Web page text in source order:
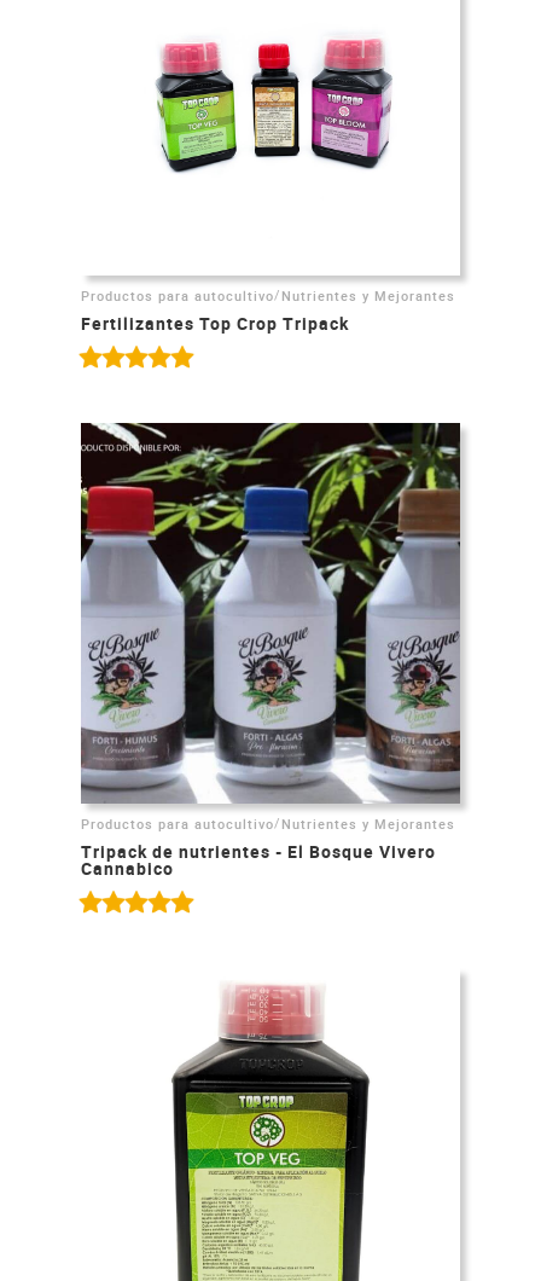
Productos para autocultivo/ Nutrientes y Mejorantes
Fertilizantes Top Crop Tripack
Productos para autocultivo/ Nutrientes y Mejorantes
Tripack de nutrientes - El Bosque Vivero
Cannabico